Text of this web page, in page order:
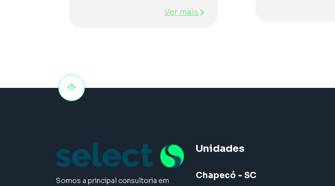
Ver mais
Somos a principal consultoria em
Unidades
Chapecó - SC